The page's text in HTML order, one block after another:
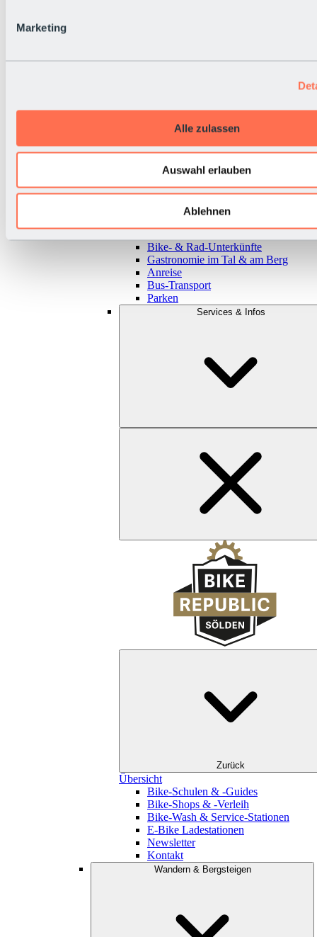
Marketing
Alle zulassen
Auswahl erlauben
Ablehnen
Zurück
Bike- & Rad-Unterkünfte
Gastronomie im Tal & am Berg
Anreise
Bus-Transport
Parken
Services & Infos
Zurück
Übersicht
Bike-Schulen & -Guides
Bike-Shops & -Verleih
Bike-Wash & Service-Stationen
E-Bike Ladestationen
Newsletter
Kontakt
Wandern & Bergsteigen